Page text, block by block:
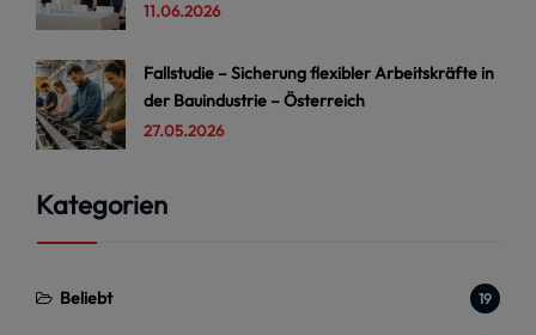
11.06.2026
Fallstudie – Sicherung flexibler Arbeitskräfte in
der Bauindustrie – Österreich
27.05.2026
Kategorien
Beliebt 19